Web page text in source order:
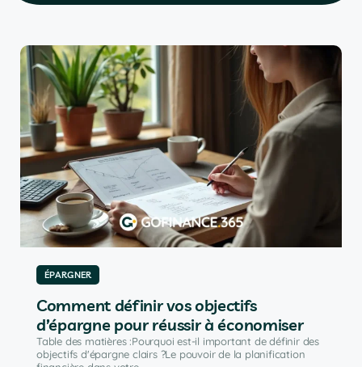
ÉPARGNER
Comment définir vos objectifs
d’épargne pour réussir à économiser
Table des matières :Pourquoi est-il important de définir des
objectifs d'épargne clairs ?Le pouvoir de la planification